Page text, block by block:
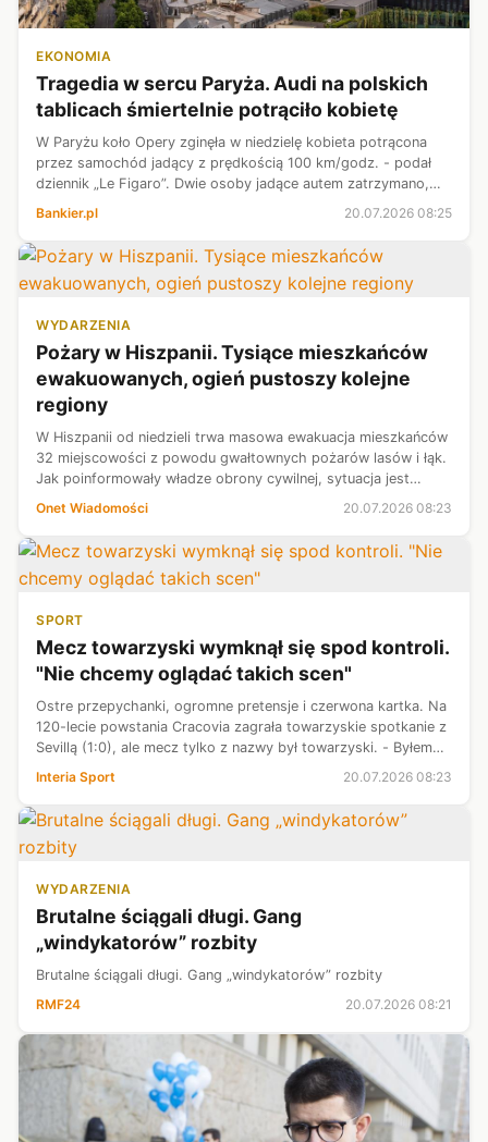
EKONOMIA
Tragedia w sercu Paryża. Audi na polskich
tablicach śmiertelnie potrąciło kobietę
W Paryżu koło Opery zginęła w niedzielę kobieta potrącona
przez samochód jadący z prędkością 100 km/godz. - podał
dziennik „Le Figaro”. Dwie osoby jadące autem zatrzymano,
auto było zare...
Bankier.pl 20.07.2026 08:25
WYDARZENIA
Pożary w Hiszpanii. Tysiące mieszkańców
ewakuowanych, ogień pustoszy kolejne
regiony
W Hiszpanii od niedzieli trwa masowa ewakuacja mieszkańców
32 miejscowości z powodu gwałtownych pożarów lasów i łąk.
Jak poinformowały władze obrony cywilnej, sytuacja jest
szczególnie trudna w centralnej części kraju. Ogień
Onet Wiadomości 20.07.2026 08:23
SPORT
Mecz towarzyski wymknął się spod kontroli.
"Nie chcemy oglądać takich scen"
Ostre przepychanki, ogromne pretensje i czerwona kartka. Na
120-lecie powstania Cracovia zagrała towarzyskie spotkanie z
Sevillą (1:0), ale mecz tylko z nazwy był towarzyski. - Byłem
podkreśl...
Interia Sport 20.07.2026 08:23
WYDARZENIA
Brutalne ściągali długi. Gang
„windykatorów” rozbity
Brutalne ściągali długi. Gang „windykatorów” rozbity
RMF24
20.07.2026 08:21